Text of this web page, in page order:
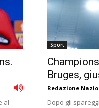
al
Sport
Bruges,
Redazione
Dopo gli